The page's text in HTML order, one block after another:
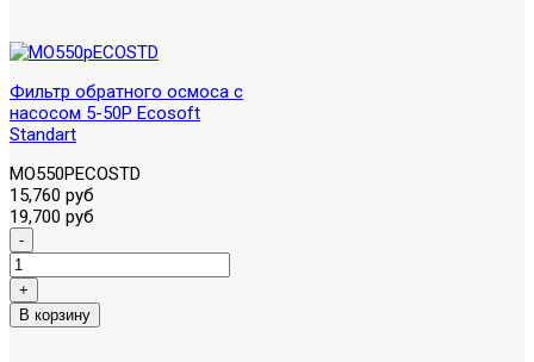
Фильтр обратного осмоса с
насосом 5-50P Ecosoft
Standart
MO550PECOSTD
15,760 руб
19,700 руб